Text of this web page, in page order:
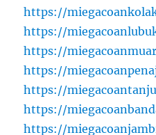
https://
https://
https://
https://
https://
https://
https://